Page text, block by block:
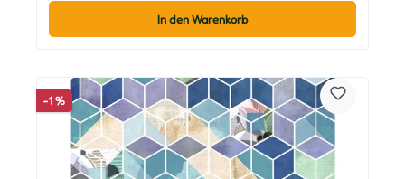
In den Warenkorb
-1 %